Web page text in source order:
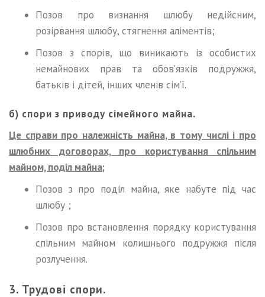
Позов про визнання шлюбу недійсним,
розірвання шлюбу, стягнення аліментів;
Позов з спорів, що виникають із особистих
немайнових прав та обов’язків подружжя,
батьків і дітей, інших членів сім’ї.
б) спори з приводу сімейного майна.
Це справи про належність майна, в тому числі і про
шлюбних договорах, про користування спільним
майном, поділ майна;
Позов з про поділ майна, яке набуте під час
шлюбу ;
Позов про встановлення порядку користування
спільним майном колишнього подружжя після
розлучення.
3. Трудові спори.